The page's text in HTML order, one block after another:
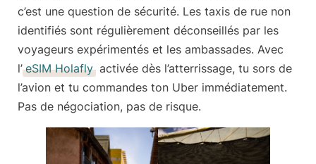
c’est une question de sécurité. Les taxis de rue non
identifiés sont régulièrement déconseillés par les
voyageurs expérimentés et les ambassades. Avec
l’ eSIM Holafly activée dès l’atterrissage, tu sors de
l’avion et tu commandes ton Uber immédiatement.
Pas de négociation, pas de risque.